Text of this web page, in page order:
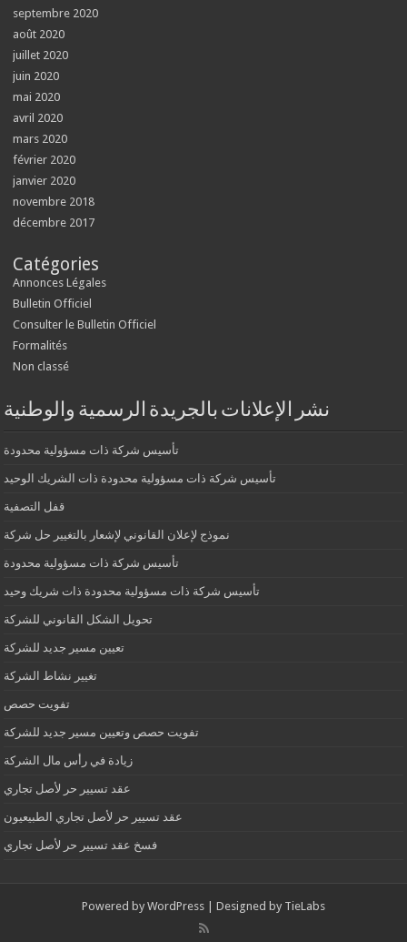
septembre 2020
août 2020
juillet 2020
juin 2020
mai 2020
avril 2020
mars 2020
février 2020
janvier 2020
novembre 2018
décembre 2017
Catégories
Annonces Légales
Bulletin Officiel
Consulter le Bulletin Officiel
Formalités
Non classé
نشر الإعلانات بالجريدة الرسمية والوطنية
تأسيس شركة ذات مسؤولية محدودة
تأسيس شركة ذات مسؤولية محدودة ذات الشريك الوحيد
قفل التصفية
نموذج لإعلان القانوني لإشعار بالتغيير حل شركة
تأسيس شركة ذات مسؤولية محدودة
تأسيس شركة ذات مسؤولية محدودة ذات شريك وحيد
تحويل الشكل القانوني للشركة
تعيين مسير جديد للشركة
تغيير نشاط الشركة
تفويت حصص
تفويت حصص وتعيين مسير جديد للشركة
زيادة في رأس مال الشركة
عقد تسيير حر لأصل تجاري
عقد تسيير حر لأصل تجاري الطبيعيون
فسخ عقد تسيير حر لأصل تجاري
Powered by WordPress | Designed by TieLabs